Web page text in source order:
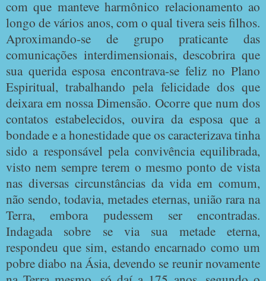
com que manteve harmônico relacionamento ao
longo de vários anos, com o qual tivera seis filhos.
Aproximando-se de grupo praticante das
comunicações interdimensionais, descobrira que
sua querida esposa encontrava-se feliz no Plano
Espiritual, trabalhando pela felicidade dos que
deixara em nossa Dimensão. Ocorre que num dos
contatos estabelecidos, ouvira da esposa que a
bondade e a honestidade que os caracterizava tinha
sido a responsável pela convivência equilibrada,
visto nem sempre terem o mesmo ponto de vista
nas diversas circunstâncias da vida em comum,
não sendo, todavia, metades eternas, união rara na
Terra, embora pudessem ser encontradas.
Indagada sobre se via sua metade eterna,
respondeu que sim, estando encarnado como um
pobre diabo na Ásia, devendo se reunir novamente